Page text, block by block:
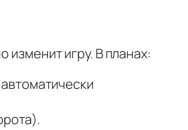
игру. В планах: